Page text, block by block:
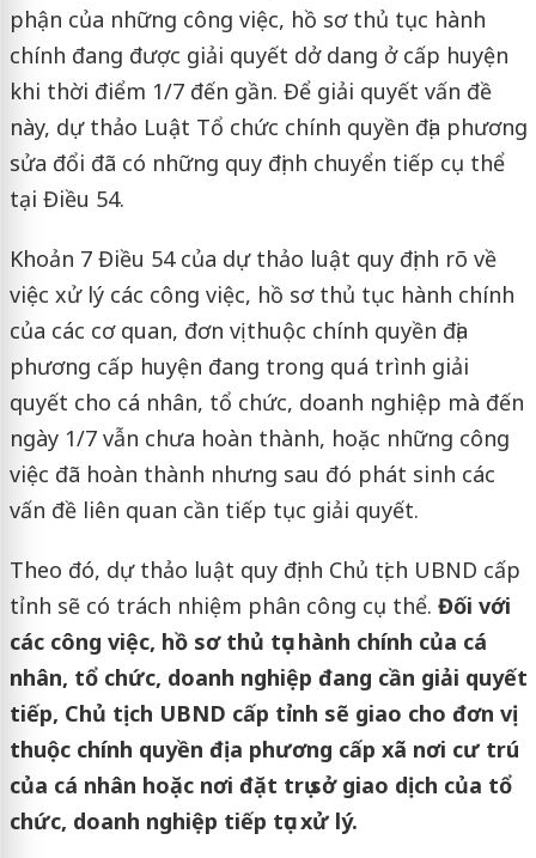
phận của những công việc, hồ sơ thủ tục hành
chính đang được giải quyết dở dang ở cấp huyện
khi thời điểm 1/7 đến gần. Để giải quyết vấn đề
này, dự thảo Luật Tổ chức chính quyền địa phương
sửa đổi đã có những quy định chuyển tiếp cụ thể
tại Điều 54.
Khoản 7 Điều 54 của dự thảo luật quy định rõ về
việc xử lý các công việc, hồ sơ thủ tục hành chính
của các cơ quan, đơn vị thuộc chính quyền địa
phương cấp huyện đang trong quá trình giải
quyết cho cá nhân, tổ chức, doanh nghiệp mà đến
ngày 1/7 vẫn chưa hoàn thành, hoặc những công
việc đã hoàn thành nhưng sau đó phát sinh các
vấn đề liên quan cần tiếp tục giải quyết.
Theo đó, dự thảo luật quy định Chủ tịch UBND cấp
tỉnh sẽ có trách nhiệm phân công cụ thể. Đối với
các công việc, hồ sơ thủ tục hành chính của cá
nhân, tổ chức, doanh nghiệp đang cần giải quyết
tiếp, Chủ tịch UBND cấp tỉnh sẽ giao cho đơn vị
thuộc chính quyền địa phương cấp xã nơi cư trú
của cá nhân hoặc nơi đặt trụ sở giao dịch của tổ
chức, doanh nghiệp tiếp tục xử lý.